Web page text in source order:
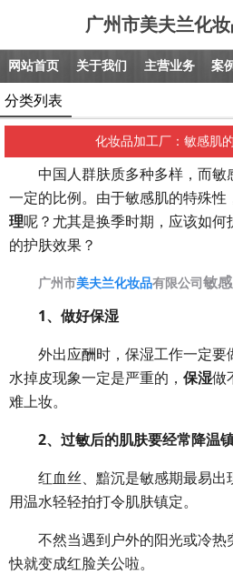
广州市美夫兰化
网站首页 关于我们 主营业务 案
分类列表
化妆品加工厂：敏感肌
中国人群肤质多种多样，而敏
一定的比例。由于敏感肌的特殊性
理呢？尤其是换季时期，应该如
的护肤效果？
广州市美夫兰化妆品有限公司 敏
1、做好保湿
外出应酬时，保湿工作一定要
水掉皮现象一定是严重的， 保湿做
难上妆。
2、过敏后的肌肤要经常降温
红血丝、黯沉是敏感期最易出
用温水轻轻拍打令肌肤镇定。
不然当遇到户外的阳光或冷热
快就变成红脸关公啦。